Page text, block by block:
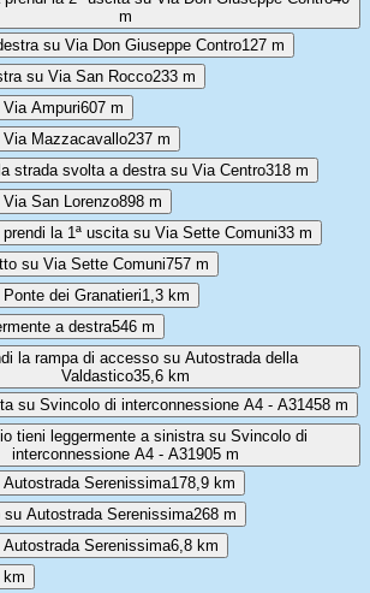
m
su Via Don Giuseppe Contro127 m
su Via San Rocco233 m
Ampuri607 m
Via Mazzacavallo237 m
strada svolta a destra su Via Centro318 m
San Lorenzo898 m
la 1ª uscita su Via Sette Comuni33 m
su Via Sette Comuni757 m
dei Granatieri1,3 km
a destra546 m
la rampa di accesso su Autostrada della
Valdastico35,6 km
su Svincolo di interconnessione A4 - A31458 m
tieni leggermente a sinistra su Svincolo di
interconnessione A4 - A31905 m
Serenissima178,9 km
Autostrada Serenissima268 m
Serenissima6,8 km
km